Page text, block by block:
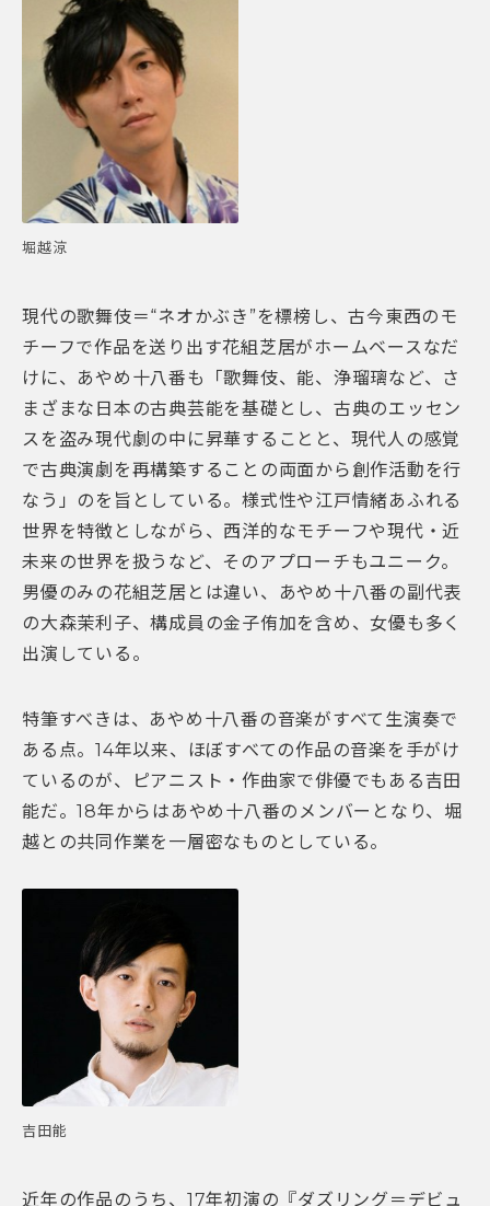
堀越涼
現代の歌舞伎＝“ネオかぶき”を標榜し、古今東西のモ
チーフで作品を送り出す花組芝居がホームベースなだ
けに、あやめ十八番も「歌舞伎、能、浄瑠璃など、さ
まざまな日本の古典芸能を基礎とし、古典のエッセン
スを盗み現代劇の中に昇華することと、現代人の感覚
で古典演劇を再構築することの両面から創作活動を行
なう」のを旨としている。様式性や江戸情緒あふれる
世界を特徴としながら、西洋的なモチーフや現代・近
未来の世界を扱うなど、そのアプローチもユニーク。
男優のみの花組芝居とは違い、あやめ十八番の副代表
の大森茉利子、構成員の金子侑加を含め、女優も多く
出演している。
特筆すべきは、あやめ十八番の音楽がすべて生演奏で
ある点。14年以来、ほぼすべての作品の音楽を手がけ
ているのが、ピアニスト・作曲家で俳優でもある吉田
能だ。18年からはあやめ十八番のメンバーとなり、堀
越との共同作業を一層密なものとしている。
吉田能
近年の作品のうち、17年初演の『ダズリング＝デビュ